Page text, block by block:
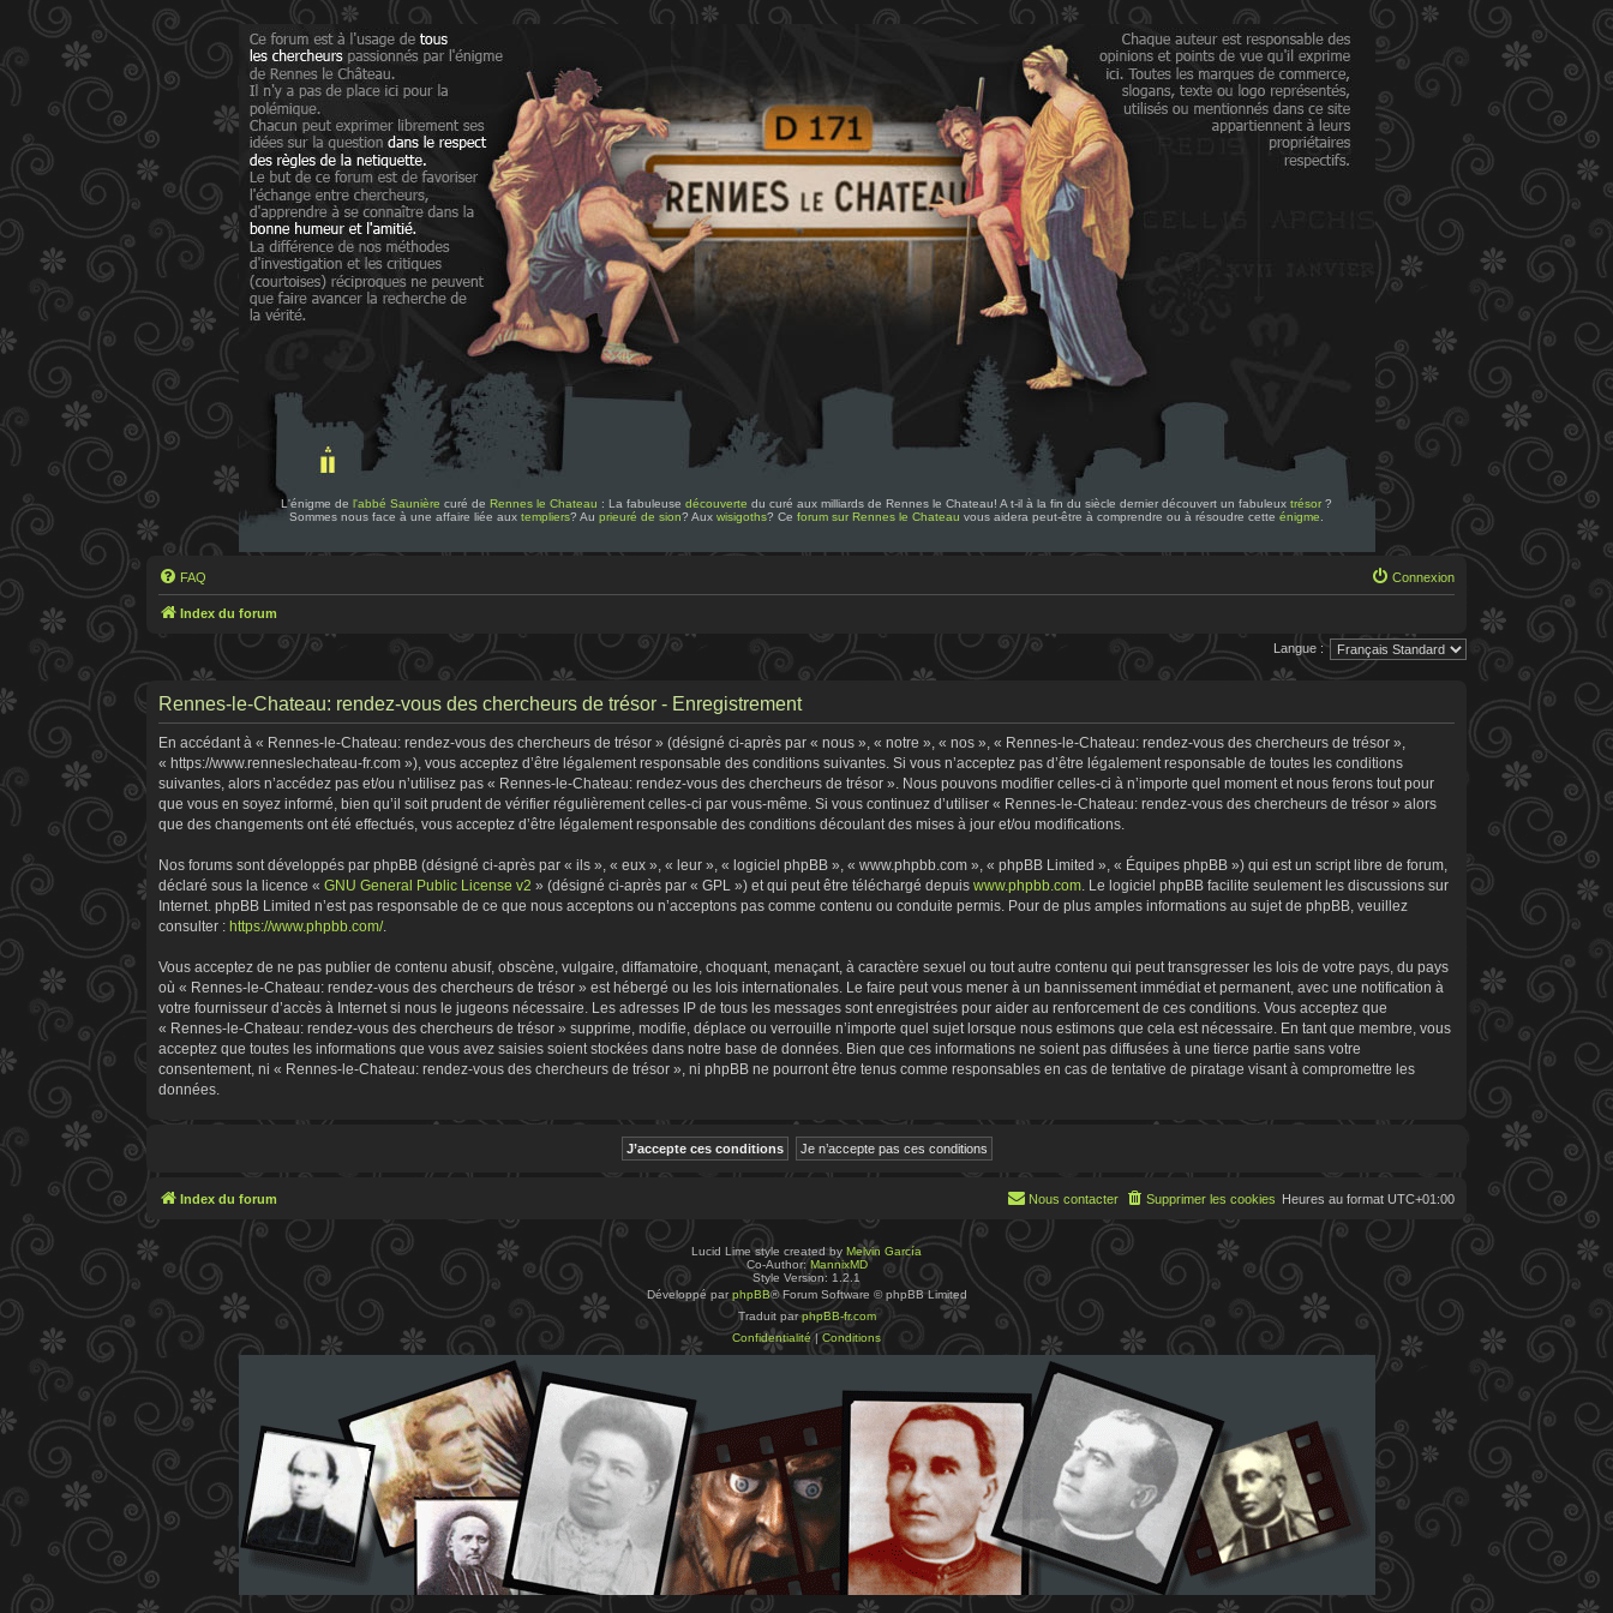
L'énigme de l'abbé Saunière curé de Rennes le Chateau : La fabuleuse découverte du curé aux milliards de Rennes le Chateau! A t-il à la fin du siècle dernier découvert un fabuleux trésor ?
Sommes nous face à une affaire liée aux templiers? Au prieuré de sion? Aux wisigoths? Ce forum sur Rennes le Chateau vous aidera peut-être à comprendre ou à résoudre cette énigme
FAQ Connexion
Index du forum
Langue :
Rennes-le-Chateau: rendez-vous des chercheurs de trésor - Enregistrement
En accédant à « Rennes-le-Chateau: rendez-vous des chercheurs de trésor » (désigné ci-après par « nous », « notre », « nos », « Rennes-le-Chateau: rendez-vous des chercheurs de trésor »,
« https://www.renneslechateau-fr.com »), vous acceptez d’être légalement responsable des conditions suivantes. Si vous n’acceptez pas d’être légalement responsable de toutes les conditions
suivantes, alors n’accédez pas et/ou n’utilisez pas « Rennes-le-Chateau: rendez-vous des chercheurs de trésor ». Nous pouvons modifier celles-ci à n’importe quel moment et nous ferons tout pour
que vous en soyez informé, bien qu’il soit prudent de vérifier régulièrement celles-ci par vous-même. Si vous continuez d’utiliser « Rennes-le-Chateau: rendez-vous des chercheurs de trésor » alors
que des changements ont été effectués, vous acceptez d’être légalement responsable des conditions découlant des mises à jour et/ou modifications.
Nos forums sont développés par phpBB (désigné ci-après par « ils », « eux », « leur », « logiciel phpBB », « www.phpbb.com », « phpBB Limited », « Équipes phpBB ») qui est un script libre de forum,
déclaré sous la licence « GNU General Public License v2 » (désigné ci-après par « GPL ») et qui peut être téléchargé depuis www.phpbb.com . Le logiciel phpBB facilite seulement les discussions sur
Internet. phpBB Limited n’est pas responsable de ce que nous acceptons ou n’acceptons pas comme contenu ou conduite permis. Pour de plus amples informations au sujet de phpBB, veuillez
consulter : https://www.phpbb.com/.
Vous acceptez de ne pas publier de contenu abusif, obscène, vulgaire, diffamatoire, choquant, menaçant, à caractère sexuel ou tout autre contenu qui peut transgresser les lois de votre pays, du pays
où « Rennes-le-Chateau: rendez-vous des chercheurs de trésor » est hébergé ou les lois internationales. Le faire peut vous mener à un bannissement immédiat et permanent, avec une notification à
votre fournisseur d’accès à Internet si nous le jugeons nécessaire. Les adresses IP de tous les messages sont enregistrées pour aider au renforcement de ces conditions. Vous acceptez que
« Rennes-le-Chateau: rendez-vous des chercheurs de trésor » supprime, modifie, déplace ou verrouille n’importe quel sujet lorsque nous estimons que cela est nécessaire. En tant que membre, vous
acceptez que toutes les informations que vous avez saisies soient stockées dans notre base de données. Bien que ces informations ne soient pas diffusées à une tierce partie sans votre
consentement, ni « Rennes-le-Chateau: rendez-vous des chercheurs de trésor », ni phpBB ne pourront être tenus comme responsables en cas de tentative de piratage visant à compromettre les
données.
Index du forum Heures au format UTC+01:00
Supprimer les cookies
Nous contacter
Lucid Lime style created by Melvin García
Co-Author:MannixMD
Style Version: 1.2.1
Développé parphpBB® Forum Software © phpBB Limited
Traduit parphpBB-fr.com
Confidentialité |Conditions